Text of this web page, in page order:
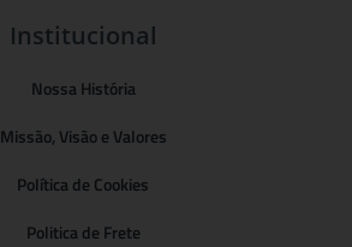
Institucional
Nossa História
Missão, Visão e Valores
Política de Cookies
Politica de Frete